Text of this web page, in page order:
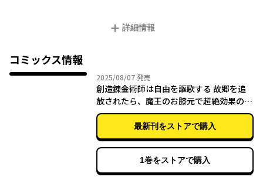
メイドや魔王と共に、国すら動かす超ド級の物作りが始まる！
詳細情報
コミックス情報
2025/08/072025年08月07日
発売
創造錬金術師は自由を謳歌する 故郷を追
放されたら、魔王のお膝元で超絶効果のマ
ジックアイテム作り放題になりました
最新刊をストアで購入
1巻をストアで購入